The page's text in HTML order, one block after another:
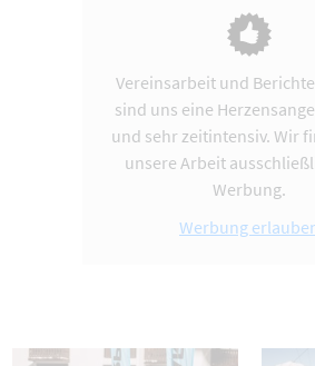
Vereinsarbeit und
sind uns eine
und sehr zeitintensiv. Wir
unsere Arbeit
Werbung.
Werbung